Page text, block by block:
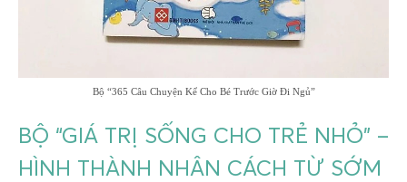
Bộ “365 Câu Chuyện Kể Cho Bé Trước Giờ Đi Ngủ”
BỘ “GIÁ TRỊ SỐNG CHO TRẺ NHỎ” –
HÌNH THÀNH NHÂN CÁCH TỪ SỚM